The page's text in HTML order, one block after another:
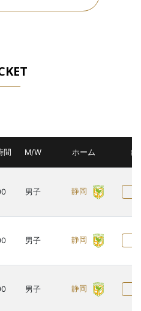
間 M/W ホーム 結
男子 静岡
男子 静岡
男子 静岡